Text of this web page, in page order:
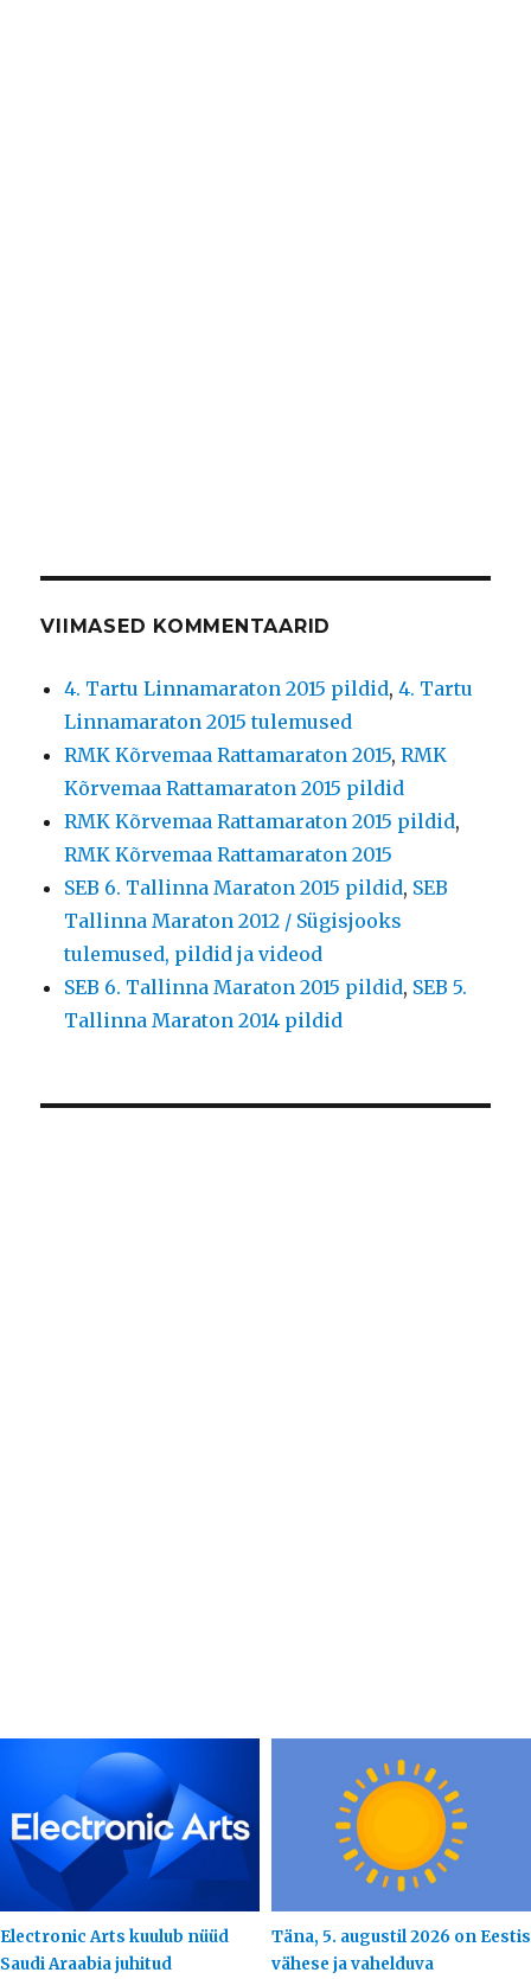
VIIMASED KOMMENTAARID
4. Tartu Linnamaraton 2015 pildid,4. Tartu
Linnamaraton 2015 tulemused
RMK Kõrvemaa Rattamaraton 2015,RMK
Kõrvemaa Rattamaraton 2015 pildid
RMK Kõrvemaa Rattamaraton 2015 pildid,
RMK Kõrvemaa Rattamaraton 2015
SEB 6. Tallinna Maraton 2015 pildid, SEB
Tallinna Maraton 2012 / Sügisjooks
tulemused, pildid ja videod
SEB 6. Tallinna Maraton 2015 pildid, SEB 5.
Tallinna Maraton 2014 pildid
Electronic Arts kuulub nüüd
Saudi Araabia juhitud
Täna, 5. augustil 2026 on Eestis
vähese ja vahelduva